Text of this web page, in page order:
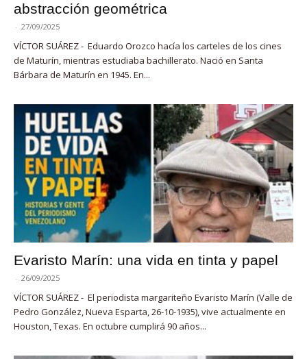
abstracción geométrica
- 27/09/2025
VÍCTOR SUÁREZ - Eduardo Orozco hacía los carteles de los cines
de Maturín, mientras estudiaba bachillerato. Nació en Santa
Bárbara de Maturín en 1945. En...
Evaristo Marín: una vida en tinta y papel
- 26/09/2025
VÍCTOR SUÁREZ - El periodista margariteño Evaristo Marín (Valle de
Pedro González, Nueva Esparta, 26-10-1935), vive actualmente en
Houston, Texas. En octubre cumplirá 90 años...